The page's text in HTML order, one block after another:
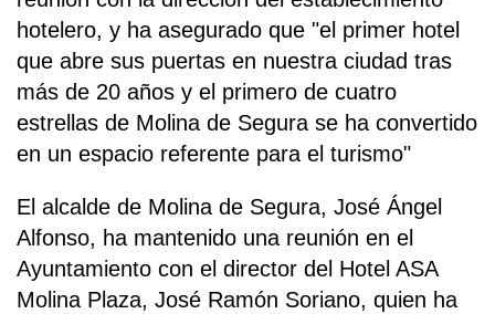
hotelero, y ha asegurado que "el primer hotel
que abre sus puertas en nuestra ciudad tras
más de 20 años y el primero de cuatro
estrellas de Molina de Segura se ha convertido
en un espacio referente para el turismo"
El alcalde de Molina de Segura, José Ángel
Alfonso, ha mantenido una reunión en el
Ayuntamiento con el director del Hotel ASA
Molina Plaza, José Ramón Soriano, quien ha